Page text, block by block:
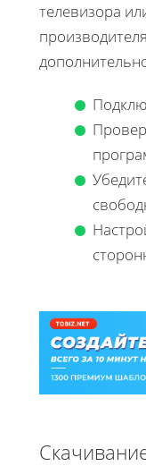
телевизора